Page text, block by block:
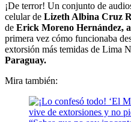
¡De terror! Un conjunto de
celular de Lizeth Albina Cruz
de Erick Moreno Hernández,
primera vez cómo funcionaba
extorsión más temidas de Lima
Paraguay.
Mira también: